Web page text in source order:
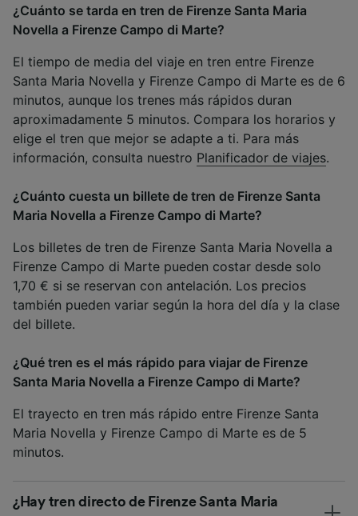
¿Cuánto se tarda en tren de Firenze Santa Maria
Novella a Firenze Campo di Marte?
El tiempo de media del viaje en tren entre Firenze
Santa Maria Novella y Firenze Campo di Marte es de 6
minutos, aunque los trenes más rápidos duran
aproximadamente 5 minutos. Compara los horarios y
elige el tren que mejor se adapte a ti. Para más
información, consulta nuestro Planificador de viajes.
¿Cuánto cuesta un billete de tren de Firenze Santa
Maria Novella a Firenze Campo di Marte?
Los billetes de tren de Firenze Santa Maria Novella a
Firenze Campo di Marte pueden costar desde solo
1,70 € si se reservan con antelación. Los precios
también pueden variar según la hora del día y la clase
del billete.
¿Qué tren es el más rápido para viajar de Firenze
Santa Maria Novella a Firenze Campo di Marte?
El trayecto en tren más rápido entre Firenze Santa
Maria Novella y Firenze Campo di Marte es de 5
minutos.
¿Hay tren directo de Firenze Santa Maria